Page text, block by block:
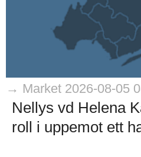
→ Market 2026-08-05
Nellys vd Helena
roll i uppemot ett